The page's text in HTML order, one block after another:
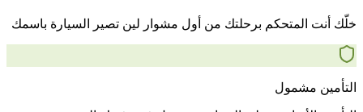
خلّك أنت المتحكم برحلتك من أول مشوار لين تصير السيارة باسمك
التأمين مشمول